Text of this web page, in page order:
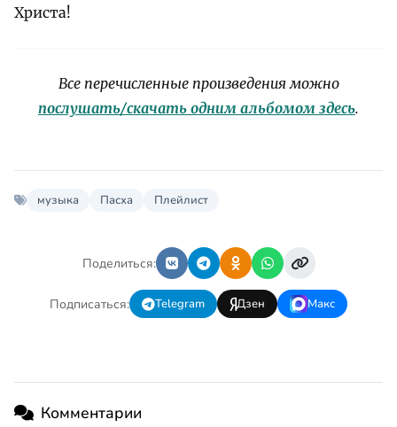
Христа!
Все перечисленные произведения можно
послушать/скачать одним альбомом здесь.
музыка Пасха Плейлист
Поделиться:
Подписаться: Telegram Дзен Макс
Комментарии